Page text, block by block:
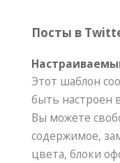
Посты в
Этот шаблон
быть настроен
Вы можете
содержимое,
цвета, блоки